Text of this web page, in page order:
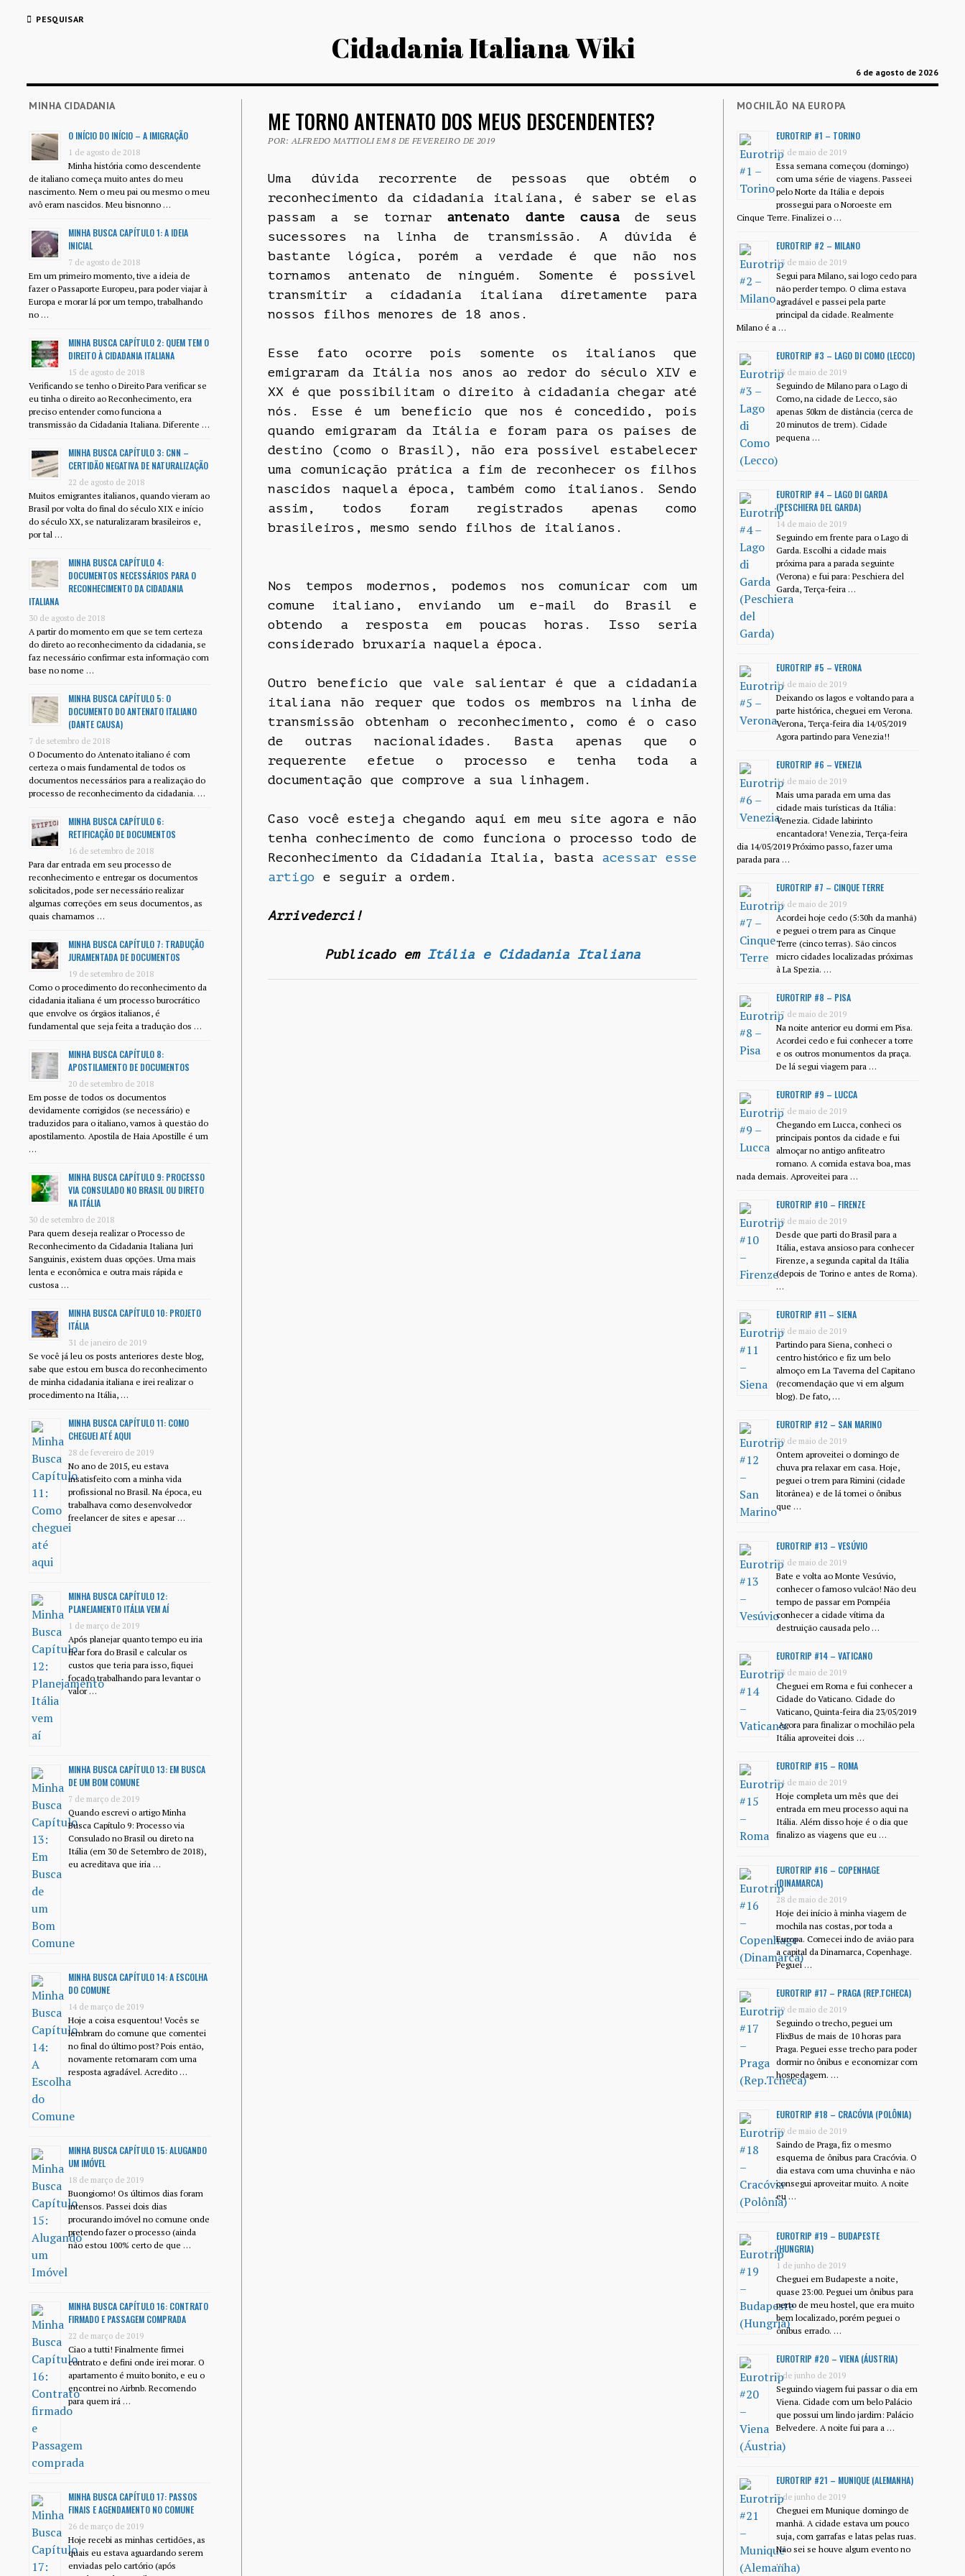
PESQUISAR
Cidadania Italiana Wiki
6 de agosto de 2026
MINHA CIDADANIA
O INÍCIO DO INÍCIO – A IMIGRAÇÃO
1 de agosto de 2018
Minha história como descendente
de italiano começa muito antes do meu
nascimento. Nem o meu pai ou mesmo o meu
avô eram nascidos. Meu bisnonno …
MINHA BUSCA CAPÍTULO 1: A IDEIA
INICIAL
7 de agosto de 2018
Em um primeiro momento, tive a ideia de
fazer o Passaporte Europeu, para poder viajar à
Europa e morar lá por um tempo, trabalhando
no …
MINHA BUSCA CAPÍTULO 2: QUEM TEM O
DIREITO À CIDADANIA ITALIANA
15 de agosto de 2018
Verificando se tenho o Direito Para verificar se
eu tinha o direito ao Reconhecimento, era
preciso entender como funciona a
transmissão da Cidadania Italiana. Diferente …
MINHA BUSCA CAPÍTULO 3: CNN –
CERTIDÃO NEGATIVA DE NATURALIZAÇÃO
22 de agosto de 2018
Muitos emigrantes italianos, quando vieram ao
Brasil por volta do final do século XIX e início
do século XX, se naturalizaram brasileiros e,
por tal …
MINHA BUSCA CAPÍTULO 4:
DOCUMENTOS NECESSÁRIOS PARA O
RECONHECIMENTO DA CIDADANIA
ITALIANA
30 de agosto de 2018
A partir do momento em que se tem certeza
do direto ao reconhecimento da cidadania, se
faz necessário confirmar esta informação com
base no nome …
MINHA BUSCA CAPÍTULO 5: O
DOCUMENTO DO ANTENATO ITALIANO
(DANTE CAUSA)
7 de setembro de 2018
O Documento do Antenato italiano é com
certeza o mais fundamental de todos os
documentos necessários para a realização do
processo de reconhecimento da cidadania. …
MINHA BUSCA CAPÍTULO 6:
RETIFICAÇÃO DE DOCUMENTOS
16 de setembro de 2018
Para dar entrada em seu processo de
reconhecimento e entregar os documentos
solicitados, pode ser necessário realizar
algumas correções em seus documentos, as
quais chamamos …
MINHA BUSCA CAPÍTULO 7: TRADUÇÃO
JURAMENTADA DE DOCUMENTOS
19 de setembro de 2018
Como o procedimento do reconhecimento da
cidadania italiana é um processo burocrático
que envolve os órgãos italianos, é
fundamental que seja feita a tradução dos …
MINHA BUSCA CAPÍTULO 8:
APOSTILAMENTO DE DOCUMENTOS
20 de setembro de 2018
Em posse de todos os documentos
devidamente corrigidos (se necessário) e
traduzidos para o italiano, vamos à questão do
apostilamento. Apostila de Haia Apostille é um
…
MINHA BUSCA CAPÍTULO 9: PROCESSO
VIA CONSULADO NO BRASIL OU DIRETO
NA ITÁLIA
30 de setembro de 2018
Para quem deseja realizar o Processo de
Reconhecimento da Cidadania Italiana Juri
Sanguinis, existem duas opções. Uma mais
lenta e econômica e outra mais rápida e
custosa …
MINHA BUSCA CAPÍTULO 10: PROJETO
ITÁLIA
31 de janeiro de 2019
Se você já leu os posts anteriores deste blog,
sabe que estou em busca do reconhecimento
de minha cidadania italiana e irei realizar o
procedimento na Itália, …
MINHA BUSCA CAPÍTULO 11: COMO
CHEGUEI ATÉ AQUI
28 de fevereiro de 2019
No ano de 2015, eu estava
insatisfeito com a minha vida
profissional no Brasil. Na época, eu
trabalhava como desenvolvedor
freelancer de sites e apesar …
MINHA BUSCA CAPÍTULO 12:
PLANEJAMENTO ITÁLIA VEM AÍ
1 de março de 2019
Após planejar quanto tempo eu iria
ficar fora do Brasil e calcular os
custos que teria para isso, fiquei
focado trabalhando para levantar o
valor …
MINHA BUSCA CAPÍTULO 13: EM BUSCA
DE UM BOM COMUNE
7 de março de 2019
Quando escrevi o artigo Minha
Busca Capítulo 9: Processo via
Consulado no Brasil ou direto na
Itália (em 30 de Setembro de 2018),
eu acreditava que iria …
MINHA BUSCA CAPÍTULO 14: A ESCOLHA
DO COMUNE
14 de março de 2019
Hoje a coisa esquentou! Vocês se
lembram do comune que comentei
no final do último post? Pois então,
novamente retornaram com uma
resposta agradável. Acredito …
MINHA BUSCA CAPÍTULO 15: ALUGANDO
UM IMÓVEL
18 de março de 2019
Buongiorno! Os últimos dias foram
intensos. Passei dois dias
procurando imóvel no comune onde
pretendo fazer o processo (ainda
não estou 100% certo de que …
MINHA BUSCA CAPÍTULO 16: CONTRATO
FIRMADO E PASSAGEM COMPRADA
22 de março de 2019
Ciao a tutti! Finalmente firmei
contrato e defini onde irei morar. O
apartamento é muito bonito, e eu o
encontrei no Airbnb. Recomendo
para quem irá …
MINHA BUSCA CAPÍTULO 17: PASSOS
FINAIS E AGENDAMENTO NO COMUNE
26 de março de 2019
Hoje recebi as minhas certidões, as
quais eu estava aguardando serem
enviadas pelo cartório (após
ME TORNO ANTENATO DOS MEUS DESCENDENTES?
POR: ALFREDO MATTIOLI EM 8 DE FEVEREIRO DE 2019
Uma dúvida recorrente de pessoas que obtém o
reconhecimento da cidadania italiana, é saber se elas
passam a se tornar antenato dante causade seus
sucessores na linha de transmissão. A dúvida é
bastante lógica, porém a verdade é que não nos
tornamos antenato de ninguém. Somente é possível
transmitir a cidadania italiana diretamente para
nossos filhos menores de 18 anos.
Esse fato ocorre pois somente os italianos que
emigraram da Itália nos anos ao redor do século XIV e
XX é que possibilitam o direito à cidadania chegar até
nós. Esse é um benefício que nos é concedido, pois
quando emigraram da Itália e foram para os países de
destino (como o Brasil), não era possível estabelecer
uma comunicação prática a fim de reconhecer os filhos
nascidos naquela época, também como italianos. Sendo
assim, todos foram registrados apenas como
brasileiros, mesmo sendo filhos de italianos.
Nos tempos modernos, podemos nos comunicar com um
comune italiano, enviando um e-mail do Brasil e
obtendo a resposta em poucas horas. Isso seria
considerado bruxaria naquela época.
Outro benefício que vale salientar é que a cidadania
italiana não requer que todos os membros na linha de
transmissão obtenham o reconhecimento, como é o caso
de outras nacionalidades. Basta apenas que o
requerente efetue o processo e tenha toda a
documentação que comprove a sua linhagem.
Caso você esteja chegando aqui em meu site agora e não
tenha conhecimento de como funciona o processo todo de
Reconhecimento da Cidadania Italia, basta acessar esse
artigo e seguir a ordem.
Arrivederci!
Publicado em Itália e Cidadania Italiana
MOCHILÃO NA EUROPA
EUROTRIP #1 – TORINO
12 de maio de 2019
Essa semana começou (domingo)
com uma série de viagens. Passeei
pelo Norte da Itália e depois
prossegui para o Noroeste em
Cinque Terre. Finalizei o …
EUROTRIP #2 – MILANO
13 de maio de 2019
Segui para Milano, sai logo cedo para
não perder tempo. O clima estava
agradável e passei pela parte
principal da cidade. Realmente
Milano é a …
EUROTRIP #3 – LAGO DI COMO (LECCO)
13 de maio de 2019
Seguindo de Milano para o Lago di
Como, na cidade de Lecco, são
apenas 50km de distância (cerca de
20 minutos de trem). Cidade
pequena …
EUROTRIP #4 – LAGO DI GARDA
(PESCHIERA DEL GARDA)
14 de maio de 2019
Seguindo em frente para o Lago di
Garda. Escolhi a cidade mais
próxima para a parada seguinte
(Verona) e fui para: Peschiera del
Garda, Terça-feira …
EUROTRIP #5 – VERONA
14 de maio de 2019
Deixando os lagos e voltando para a
parte histórica, cheguei em Verona.
Verona, Terça-feira dia 14/05/2019
Agora partindo para Venezia!!
EUROTRIP #6 – VENEZIA
14 de maio de 2019
Mais uma parada em uma das
cidade mais turísticas da Itália:
Venezia. Cidade labirinto
encantadora! Venezia, Terça-feira
dia 14/05/2019 Próximo passo, fazer uma
parada para …
EUROTRIP #7 – CINQUE TERRE
16 de maio de 2019
Acordei hoje cedo (5:30h da manhã)
e peguei o trem para as Cinque
Terre (cinco terras). São cincos
micro cidades localizadas próximas
à La Spezia. …
EUROTRIP #8 – PISA
17 de maio de 2019
Na noite anterior eu dormi em Pisa.
Acordei cedo e fui conhecer a torre
e os outros monumentos da praça.
De lá segui viagem para …
EUROTRIP #9 – LUCCA
17 de maio de 2019
Chegando em Lucca, conheci os
principais pontos da cidade e fui
almoçar no antigo anfiteatro
romano. A comida estava boa, mas
nada demais. Aproveitei para …
EUROTRIP #10 – FIRENZE
18 de maio de 2019
Desde que parti do Brasil para a
Itália, estava ansioso para conhecer
Firenze, a segunda capital da Itália
(depois de Torino e antes de Roma).
…
EUROTRIP #11 – SIENA
18 de maio de 2019
Partindo para Siena, conheci o
centro histórico e fiz um belo
almoço em La Taverna del Capitano
(recomendação que vi em algum
blog). De fato, …
EUROTRIP #12 – SAN MARINO
20 de maio de 2019
Ontem aproveitei o domingo de
chuva pra relaxar em casa. Hoje,
peguei o trem para Rimini (cidade
litorânea) e de lá tomei o ônibus
que …
EUROTRIP #13 – VESÚVIO
22 de maio de 2019
Bate e volta ao Monte Vesúvio,
conhecer o famoso vulcão! Não deu
tempo de passar em Pompéia
conhecer a cidade vítima da
destruição causada pelo …
EUROTRIP #14 – VATICANO
23 de maio de 2019
Cheguei em Roma e fui conhecer a
Cidade do Vaticano. Cidade do
Vaticano, Quinta-feira dia 23/05/2019
Agora para finalizar o mochilão pela
Itália aproveitei dois …
EUROTRIP #15 – ROMA
24 de maio de 2019
Hoje completa um mês que dei
entrada em meu processo aqui na
Itália. Além disso hoje é o dia que
finalizo as viagens que eu …
EUROTRIP #16 – COPENHAGE
(DINAMARCA)
28 de maio de 2019
Hoje dei início à minha viagem de
mochila nas costas, por toda a
Europa. Comecei indo de avião para
a capital da Dinamarca, Copenhage.
Peguei …
EUROTRIP #17 – PRAGA (REP.TCHECA)
29 de maio de 2019
Seguindo o trecho, peguei um
FlixBus de mais de 10 horas para
Praga. Peguei esse trecho para poder
dormir no ônibus e economizar com
hospedagem. …
EUROTRIP #18 – CRACÓVIA (POLÔNIA)
30 de maio de 2019
Saindo de Praga, fiz o mesmo
esquema de ônibus para Cracóvia. O
dia estava com uma chuvinha e não
consegui aproveitar muito. A noite
eu …
EUROTRIP #19 – BUDAPESTE
(HUNGRIA)
1 de junho de 2019
Cheguei em Budapeste a noite,
quase 23:00. Peguei um ônibus para
perto de meu hostel, que era muito
bem localizado, porém peguei o
ônibus errado. …
EUROTRIP #20 – VIENA (ÁUSTRIA)
2 de junho de 2019
Seguindo viagem fui passar o dia em
Viena. Cidade com um belo Palácio
que possui um lindo jardim: Palácio
Belvedere. A noite fui para a …
EUROTRIP #21 – MUNIQUE (ALEMANHA)
3 de junho de 2019
Cheguei em Munique domingo de
manhã. A cidade estava um pouco
suja, com garrafas e latas pelas ruas.
Não sei se houve algum evento no
…